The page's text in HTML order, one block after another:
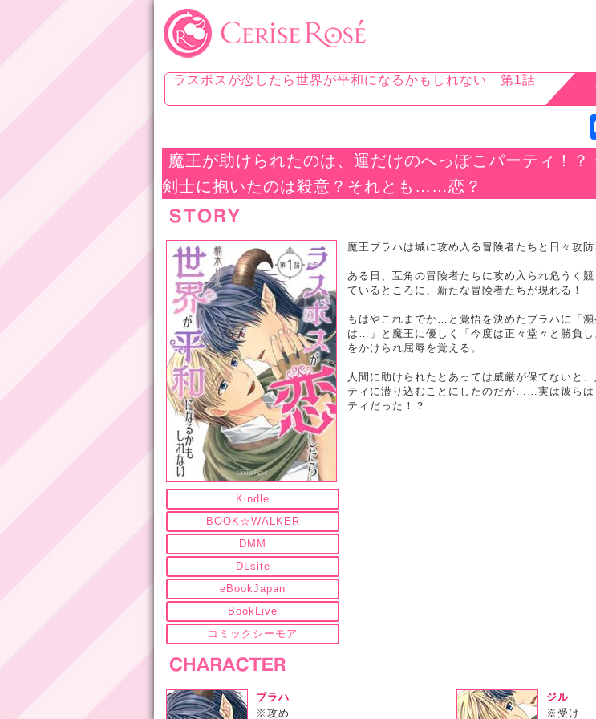
ラスボスが恋したら世界が平和になるかもしれない 第1話
魔王が助けられたのは、運だけのへっぽこパーティ！
剣士に抱いたのは殺意？それとも……恋？
Kindle
BOOK☆WALKER
DMM
DLsite
eBookJapan
BookLive
コミックシーモア
魔王ブラハは城に攻め入る冒険者たちと日々攻防
ある日、互角の冒険者たちに攻め入られ危うく
ているところに、新たな冒険者たちが現れる！
もはやこれまでか…と覚悟を決めたブラハに「
は…」と魔王に優しく「今度は正々堂々と勝負
をかけられ屈辱を覚える。
人間に助けられたとあっては威厳が保てないと
ティに潜り込むことにしたのだが……実は彼らは
ティだった！？
ブラハ
※攻め
ジル
※受け